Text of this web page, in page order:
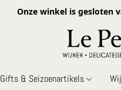
Onze winkel is gesloten
Gifts & Seizoenartikels